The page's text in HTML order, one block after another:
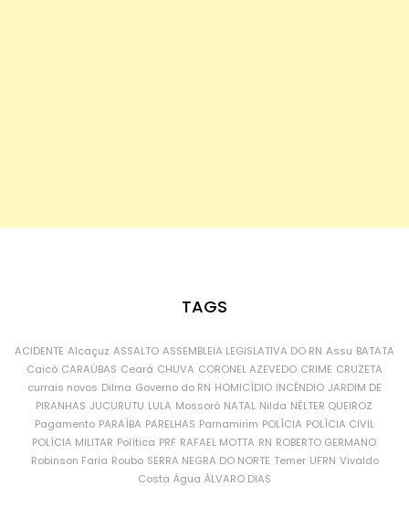
TAGS
ACIDENTE Alcaçuz ASSALTO ASSEMBLEIA LEGISLATIVA DO RN Assu BATATA
Caicó CARAÚBAS Ceará CHUVA CORONEL AZEVEDO CRIME CRUZETA
currais novos Dilma Governo do RN HOMICÍDIO INCÊNDIO JARDIM DE
PIRANHAS JUCURUTU LULA Mossoró NATAL Nilda NÉLTER QUEIROZ
Pagamento PARAÍBA PARELHAS Parnamirim POLÍCIA POLÍCIA CIVIL
POLÍCIA MILITAR Política PRF RAFAEL MOTTA RN ROBERTO GERMANO
Robinson Faria Roubo SERRA NEGRA DO NORTE Temer UFRN Vivaldo
Costa Água ÁLVARO DIAS